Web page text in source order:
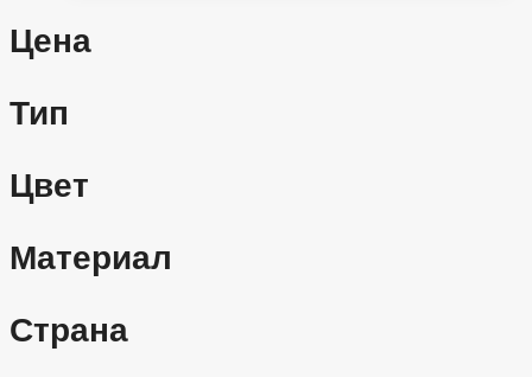
Цена
Тип
Цвет
Материал
Страна